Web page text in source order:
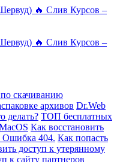
скачиванию
архивов Dr.Web
делать? ТОП бесплатных
Как восстановить
Ошибка 404. Как попасть
доступ к утерянному
к сайту партнеров